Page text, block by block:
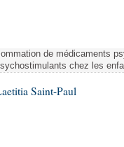
de médicaments
chez les
Saint-Paul